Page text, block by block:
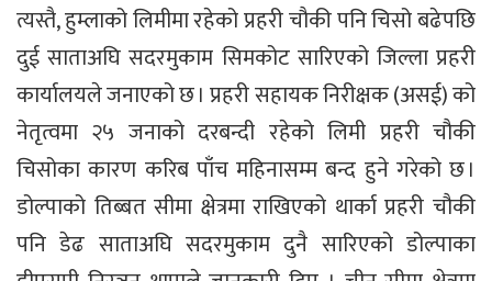
त्यस्तै, हुम्लाको लिमीमा रहेको प्रहरी चौकी पनि चिसो बढेपछि
दुई साताअघि सदरमुकाम सिमकोट सारिएको जिल्ला प्रहरी
कार्यालयले जनाएको छ । प्रहरी सहायक निरीक्षक (असई) को
नेतृत्वमा २५ जनाको दरबन्दी रहेको लिमी प्रहरी चौकी
चिसोका कारण करिब पाँच महिनासम्म बन्द हुने गरेको छ ।
डोल्पाको तिब्बत सीमा क्षेत्रमा राखिएको थार्का प्रहरी चौकी
पनि डेढ साताअघि सदरमुकाम दुनै सारिएको डोल्पाका